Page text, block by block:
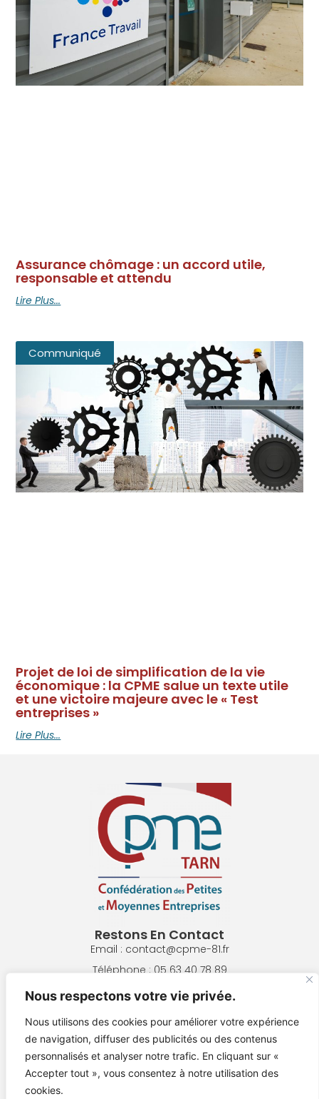
Nous respectons votre vie privée.
Nous utilisons des cookies pour améliorer votre expérience
de navigation, diffuser des publicités ou des contenus
personnalisés et analyser notre trafic. En cliquant sur «
Accepter tout », vous consentez à notre utilisation des
cookies.
Assurance chômage : un accord utile,
responsable et attendu
Lire Plus...
Communiqué
Projet de loi de simplification de la vie
économique : la CPME salue un texte utile
et une victoire majeure avec le « Test
entreprises »
Lire Plus...
Restons En Contact
Email : contact@cpme-81.fr
Téléphone : 05 63 40 78 89
Adresse : 8 Pl. de la République, 81300 Graulhet
NOUS ÉCRIRE
NOUS REJOINDRE !